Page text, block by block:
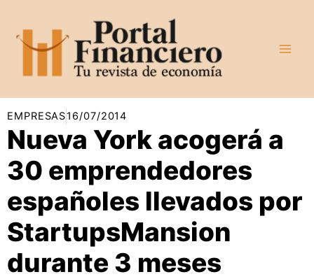
contenido
EMPRESAS16/07/2014
Nueva York acogerá a
30 emprendedores
españoles llevados por
StartupsMansion
durante 3 meses